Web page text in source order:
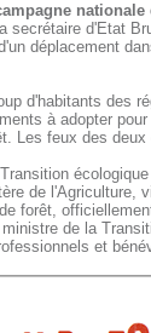
secrétaire d'Etat
déplacement
d'habitants des
à adopter
Les feux des
de l'Agriculture,
forêt,
de la
et